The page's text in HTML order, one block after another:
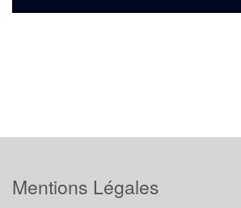
Mentions Légales